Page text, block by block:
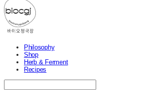
Philosophy
Shop
Herb & Ferment
Recipes